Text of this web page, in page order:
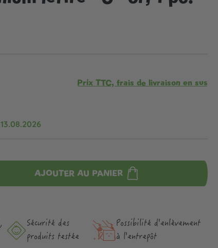
Prix TTC, frais de livraison en sus
13.08.2026
AJOUTER AU PANIER
Sécurité des
produits testée
Possibilité d'enlèvement
à l'entrepôt